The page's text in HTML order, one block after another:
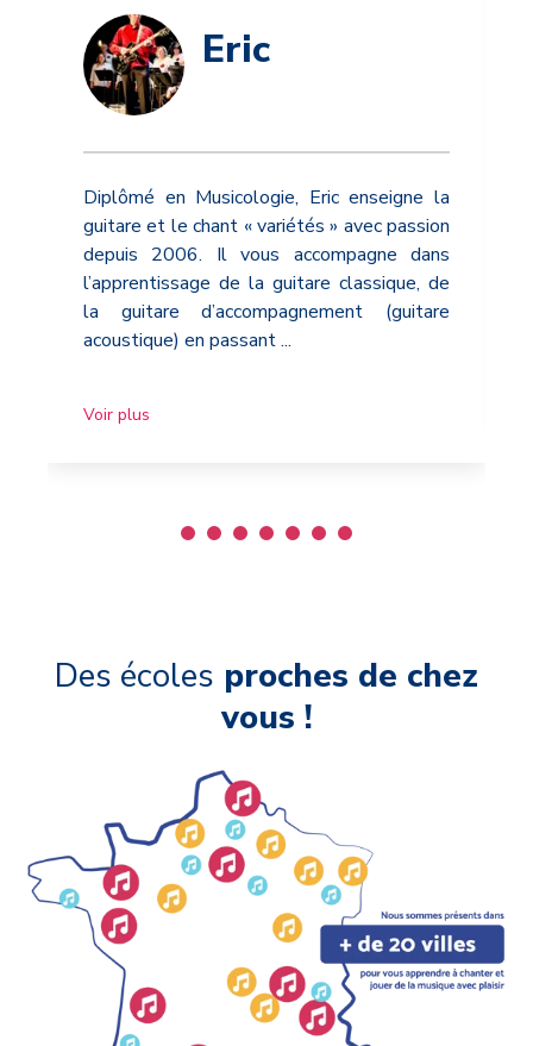
Eric
Diplômé en Musicologie, Eric enseigne la
guitare et le chant « variétés » avec passion
depuis 2006. Il vous accompagne dans
l’apprentissage de la guitare classique, de
la guitare d’accompagnement (guitare
acoustique) en passant...
Voir plus
Des écoles proches de chez
vous !